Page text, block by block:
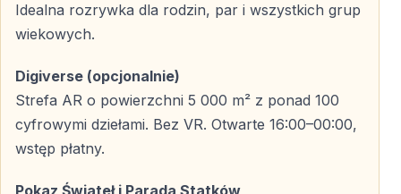
Najlepszy widok na paradę zapewniają miejsca wzdłuż
kanału oraz okolice fontanny. Od wejścia do strefy
pokazowej trzeba przejść pieszo około 650 metrów,
ponieważ ruch samochodowy na terenie kompleksu
jest zabroniony.
Wygodny Transfer z Side
Idealna rozrywka dla rodzin, par i wszystkich grup
wiekowych.
Digiverse (opcjonalnie)
Strefa AR o powierzchni 5 000 m² z ponad 100
cyfrowymi dziełami. Bez VR. Otwarte 16:00–00:00,
wstęp płatny.